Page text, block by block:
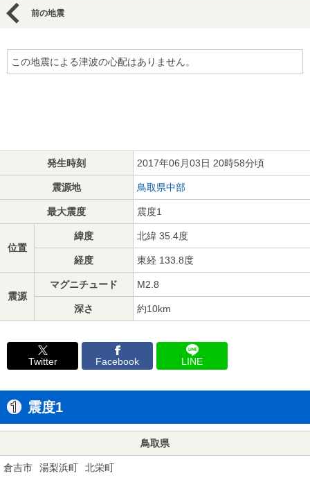
前の地震
この地震による津波の心配はありません。
発生時刻 2017年06月03日 20時58分頃
震源地 鳥取県中部
最大震度 震度1
位置
緯度 北緯 35.4度
経度 東経 133.8度
震源
マグニチュード M2.8
深さ 約10km
Twitter Facebook LINE
震度1
鳥取県
倉吉市 湯梨浜町 北栄町